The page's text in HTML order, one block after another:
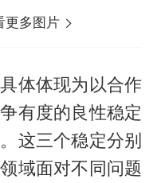
更多图片
体体现为以合作
有度的良性稳定
这三个稳定分别
域面对不同问题